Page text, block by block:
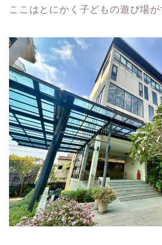
ここはとにかく子どもの遊び場が